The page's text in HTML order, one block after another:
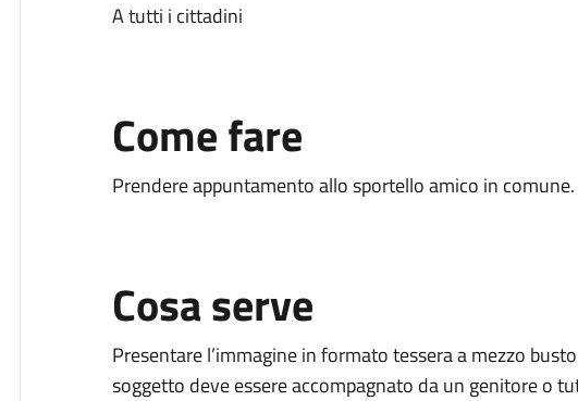
A tutti i cittadini
Come fare
Prendere appuntamento allo sportello amico in comune.
Cosa serve
Presentare l’immagine in formato tessera a mezzo
soggetto deve essere accompagnato da un genitore o